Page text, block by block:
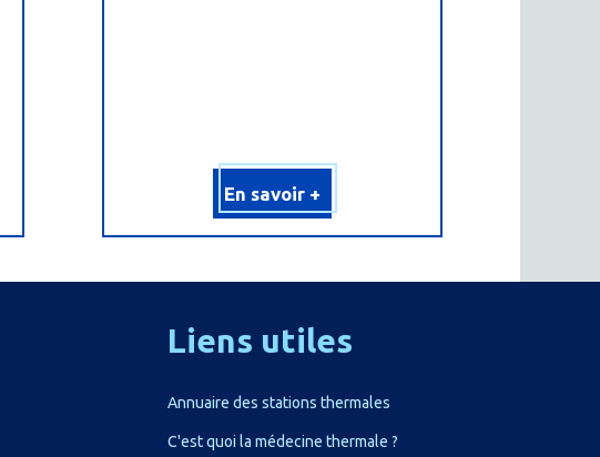
En savoir +
Liens utiles
Annuaire des stations thermales
C'est quoi la médecine thermale ?